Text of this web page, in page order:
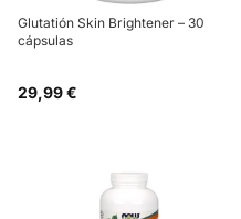
Glutatión Skin Brightener – 30
cápsulas
29,99 €